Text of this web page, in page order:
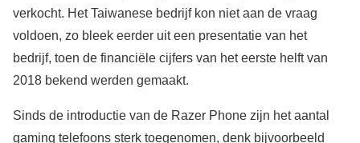
verkocht. Het Taiwanese bedrijf kon niet aan de vraag
voldoen, zo bleek eerder uit een presentatie van het
bedrijf, toen de financiële cijfers van het eerste helft van
2018 bekend werden gemaakt.
Sinds de introductie van de Razer Phone zijn het aantal
gaming telefoons sterk toegenomen, denk bijvoorbeeld